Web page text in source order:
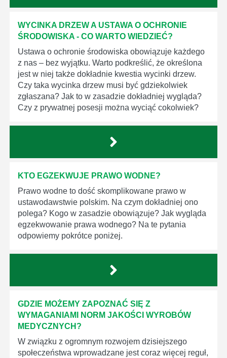
WYCINKA DRZEW A USTAWA O OCHRONIE
ŚRODOWISKA - CO WARTO WIEDZIEĆ?
Ustawa o ochronie środowiska obowiązuje każdego
z nas – bez wyjątku. Warto podkreślić, że określona
jest w niej także dokładnie kwestia wycinki drzew.
Czy taka wycinka drzew musi być gdziekolwiek
zgłaszana? Jak to w zasadzie dokładniej wygląda?
Czy z prywatnej posesji można wyciąć cokolwiek?
KTO EGZEKWUJE PRAWO WODNE?
Prawo wodne to dość skomplikowane prawo w
ustawodawstwie polskim. Na czym dokładniej ono
polega? Kogo w zasadzie obowiązuje? Jak wygląda
egzekwowanie prawa wodnego? Na te pytania
odpowiemy pokrótce poniżej.
GDZIE MOŻEMY ZAPOZNAĆ SIĘ Z
WYMAGANIAMI NORM JAKOŚCI WYROBÓW
MEDYCZNYCH?
W związku z ogromnym rozwojem dzisiejszego
społeczeństwa wprowadzane jest coraz więcej reguł,